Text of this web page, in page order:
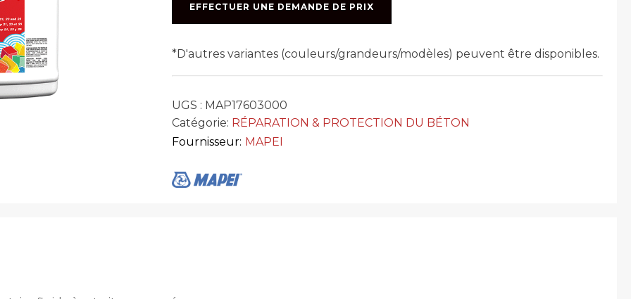
PART
A
EFFECTUER UNE DEMANDE DE PRIX
*D'autres variantes (couleurs/grandeurs/modèles) peuvent être disponibles.
UGS : MAP17603000
Catégorie: RÉPARATION & PROTECTION DU BÉTON
Fournisseur: MAPEI